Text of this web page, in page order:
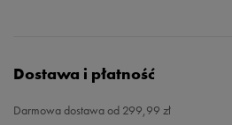
Dostawa i płatność
Darmowa dostawa od 299,99 zł